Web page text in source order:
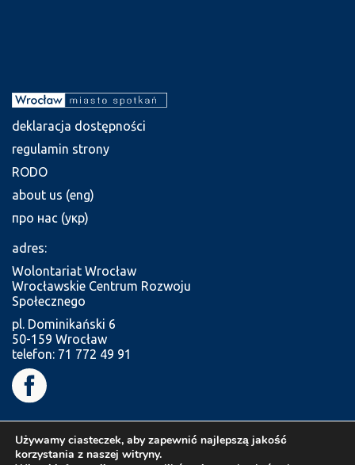
deklaracja dostępności
regulamin strony
RODO
about us (eng)
про нас (укр)
adres:
Wolontariat Wrocław
Wrocławskie Centrum Rozwoju
Społecznego
pl. Dominikański 6
50-159 Wrocław
telefon: 71 772 49 91
Używamy ciasteczek, aby zapewnić najlepszą jakość
korzystania z naszej witryny.